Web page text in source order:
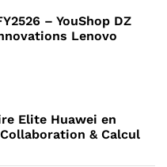
– YouShop DZ
Lenovo
Elite Huawei en
& Calcul